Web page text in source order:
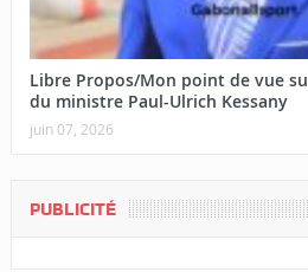
Libre Propos/Mon point de vue
du ministre Paul-Ulrich Kessany
juin 07, 2026
PUBLICITÉ